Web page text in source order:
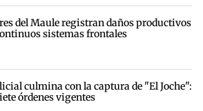
del Maule registran daños productivos
sistemas frontales
culmina con la captura de "El Joche":
órdenes vigentes